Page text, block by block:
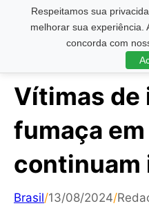
Respeitamos sua
melhorar sua experiência.
concorda com
Pesquisar ...
Vítimas de
fumaça
continuam
Brasil/13/08/2024/